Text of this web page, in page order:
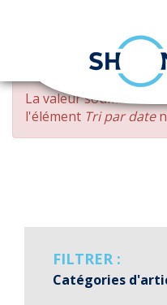
Aller
contenu
principal
MESSAGE
D'ERREUR
La valeur soumise
l'élément Tri par date
FILTRER :
Catégories